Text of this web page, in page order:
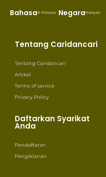
BahasaB. Malaysia NegaraMalaysia
Tentang Caridancari
Tentang Caridancari
Artikel
Terms of service
Privacy Policy
Daftarkan Syarikat
Anda
Pendaftaran
Pengiklanan